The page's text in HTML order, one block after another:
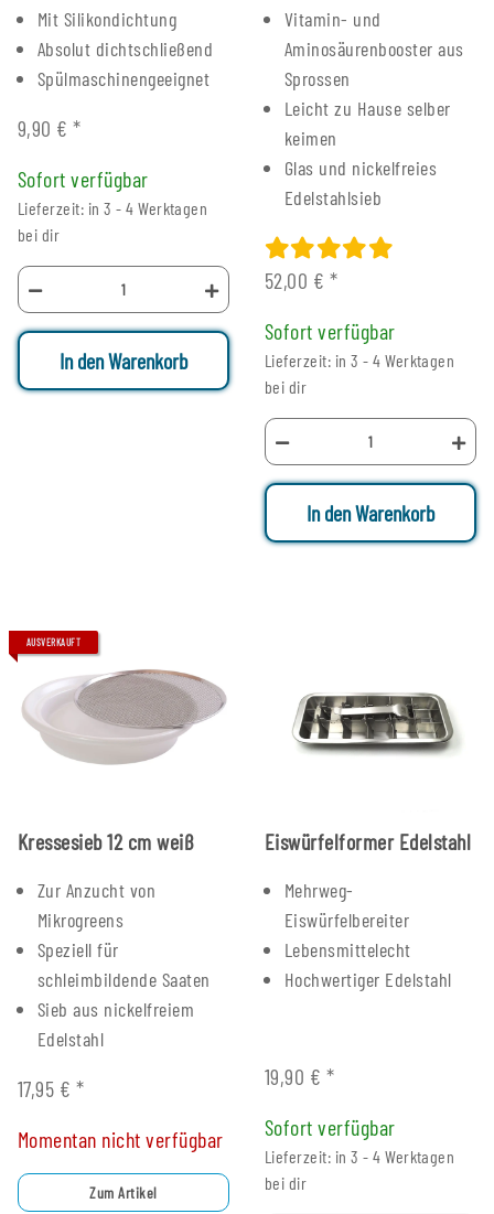
Mit Silikondichtung
Absolut dichtschließend
Spülmaschinengeeignet
9,90 €*
Sofort verfügbar
Lieferzeit: in 3 - 4 Werktagen
bei dir
In den Warenkorb
Vitamin- und
Aminosäurenbooster aus
Sprossen
Leicht zu Hause selber
keimen
Glas und nickelfreies
Edelstahlsieb
52,00 € *
Sofort verfügbar
Lieferzeit: in 3 - 4 Werktagen
bei dir
In den Warenkorb
AUSVERKAUFT
Kressesieb 12 cm weiß
Zur Anzucht von
Mikrogreens
Speziell für
schleimbildende Saaten
Sieb aus nickelfreiem
Edelstahl
17,95 € *
Momentan nicht verfügbar
Zum Artikel
Eiswürfelformer Edelstahl
Mehrweg-
Eiswürfelbereiter
Lebensmittelecht
Hochwertiger Edelstahl
19,90 € *
Sofort verfügbar
Lieferzeit: in 3 - 4 Werktagen
bei dir